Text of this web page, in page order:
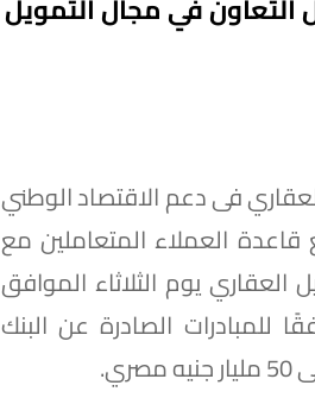
فى دعم الاقتصاد الوطني
العملاء المتعاملين مع
يوم الثلاثاء الموافق
للمبادرات الصادرة عن البنك